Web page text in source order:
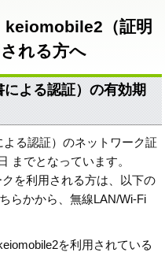
keiomobile2（証明
れる方へ
よる認証）の有効期
る認証）のネットワーク証
までとなっています。
を利用される方は、以下の
らかから、無線LAN/Wi-Fi
を利用されている